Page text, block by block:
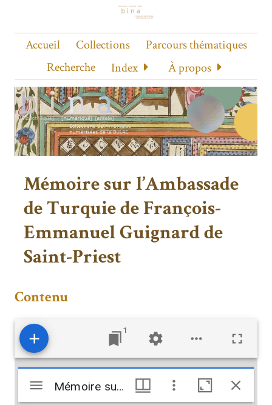
Accueil Collections
Parcours thématiques
Recherche
Index À propos
Mémoire sur l’Ambassade
de Turquie de François-
Emmanuel Guignard de
Saint-Priest
Contenu
1
Visualiseur Mémoire sur l’Ambassade de Turquie de François-Emmanuel Guignard de Saint-Priest